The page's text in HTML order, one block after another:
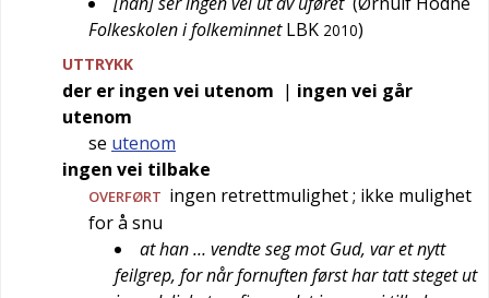
Folkeskolen i folkeminnet LBK 2010)
UTTRYKK
der er ingen vei utenom | ingen vei går
utenom
se utenom
ingen vei tilbake
OVERFØRT ingen retrettmulighet; ikke mulighet
for å snu
at han … vendte seg mot Gud, var et nytt
feilgrep, for når fornuften først har tatt steget ut